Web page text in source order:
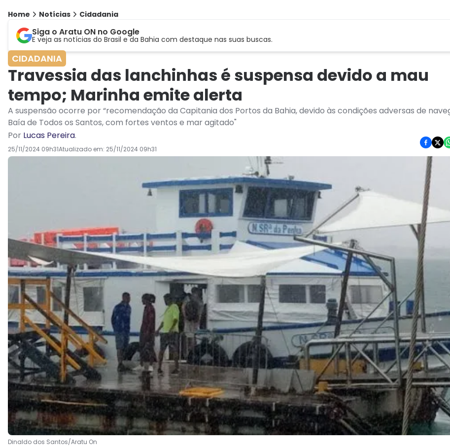
Home Notícias Cidadania
Siga o Aratu ON no Google
E veja as notícias do Brasil e da Bahia com destaque nas suas buscas.
CIDADANIA
Travessia das lanchinhas é suspensa devido a mau
tempo; Marinha emite alerta
A suspensão ocorre por “recomendação da Capitania dos Portos da Bahia, devido às condições adversas de
Baía de Todos os Santos, com fortes ventos e mar agitado"
Por Lucas Pereira.
25/11/2024 09h31Atualizado em: 25/11/2024 09h31
Dinaldo dos Santos/Aratu On